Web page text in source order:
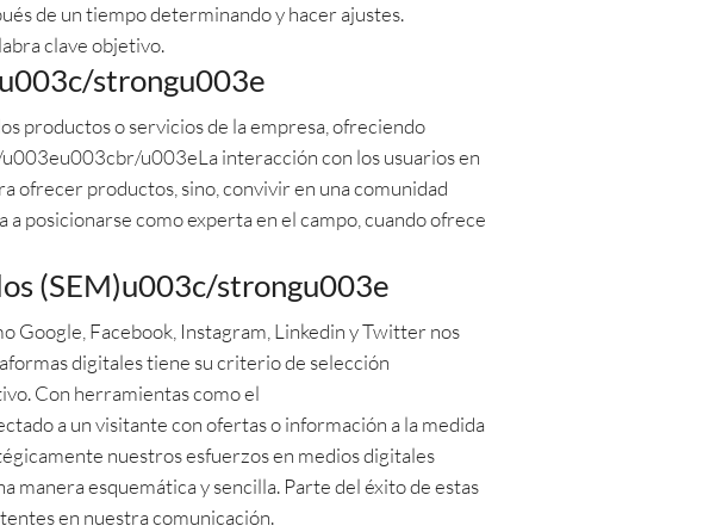
de un tiempo determinando y hacer ajustes.
clave objetivo.
strongu003e
productos o servicios de la empresa, ofreciendo
u003eLa interacción con los usuarios en
ofrecer productos, sino, convivir en una comunidad
posicionarse como experta en el campo, cuando ofrece
(SEM)u003c/strongu003e
Google, Facebook, Instagram, Linkedin y Twitter nos
digitales tiene su criterio de selección
Con herramientas como el
a un visitante con ofertas o información a la medida
nuestros esfuerzos en medios digitales
manera esquemática y sencilla. Parte del éxito de estas
en nuestra comunicación.